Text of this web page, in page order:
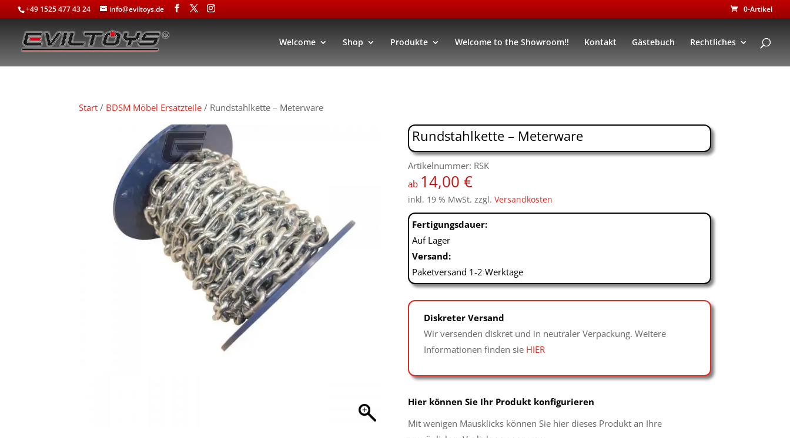
+49 1525 477 43 24 info@eviltoys.de 0-Artikel
Welcome Shop Produkte Welcome to the Showroom!! Kontakt Gästebuch Rechtliches
Start / BDSM Möbel Ersatzteile / Rundstahlkette – Meterware
Rundstahlkette – Meterware
Artikelnummer: RSK
ab 14,00 €
inkl. 19 % MwSt. zzgl. Versandkosten
Fertigungsdauer:
Auf Lager
Versand:
Paketversand 1-2 Werktage
Diskreter Versand
Wir versenden diskret und in neutraler Verpackung. Weitere
Informationen finden sie HIER
Hier können Sie Ihr Produkt konfigurieren
Mit wenigen Mausklicks können Sie hier dieses Produkt an Ihre